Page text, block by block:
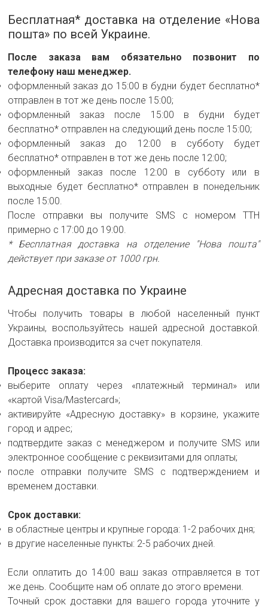
Бесплатная* доставка на отделение «Нова
пошта» по всей Украине.
После заказа вам обязательно позвонит по
телефону наш менеджер.
оформленный заказ до 15:00 в будни будет бесплатно*
отправлен в тот же день после 15:00;
оформленный заказ после 15:00 в будни будет
бесплатно* отправлен на следующий день после 15:00;
оформленный заказ до 12:00 в субботу будет
бесплатно* отправлен в тот же день после 12:00;
оформленный заказ после 12:00 в субботу или в
выходные будет бесплатно* отправлен в понедельник
после 15:00.
После отправки вы получите SMS с номером ТТН
примерно с 17:00 до 19:00.
* Бесплатная доставка на отделение "Нова пошта"
действует при заказе от 1000 грн.
Адресная доставка по Украине
Чтобы получить товары в любой населенный пункт
Украины, воспользуйтесь нашей адресной доставкой.
Доставка производится за счет покупателя.
Процесс заказа:
выберите оплату через «платежный терминал» или
«картой Visa/Mastercard»;
активируйте «Адресную доставку» в корзине, укажите
город и адрес;
подтвердите заказ с менеджером и получите SMS или
электронное сообщение с реквизитами для оплаты;
после отправки получите SMS с подтверждением и
временем доставки.
Срок доставки:
в областные центры и крупные города: 1-2 рабочих дня;
в другие населенные пункты: 2-5 рабочих дней.
Если оплатить до 14:00 ваш заказ отправляется в тот
же день. Сообщите нам об оплате до этого времени.
Точный срок доставки для вашего города уточните у